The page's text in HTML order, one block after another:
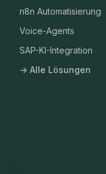
n8n Automatisierung
Voice-Agents
SAP-KI-Integration
→ Alle Lösungen